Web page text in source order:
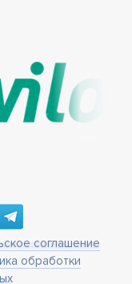
соглашение
обработки